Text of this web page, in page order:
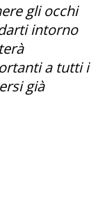
gli occhi
intorno
a tutti i
già